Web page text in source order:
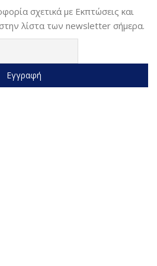
σχετικά με Εκπτώσεις και
λίστα των newsletter σήμερα.